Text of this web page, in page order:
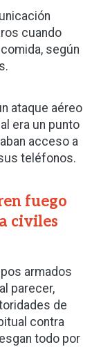
cuando
según
ataque aéreo
era un punto
acceso a
teléfonos.
fuego
civiles
armados
parecer,
de
contra
todo por